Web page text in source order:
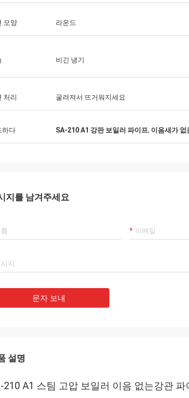
모양 라운드
비긴 냉기
처리 굴려져서 뜨거워지세요
하다 SA-210 A1 강판 보일러 파이프, 이음새가 없
지를 남겨주세요
문자 보내
설명
210 A1 스팀 고압 보일러 이음 없는강관 파